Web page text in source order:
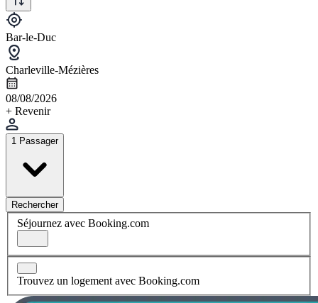
Bar-le-Duc
Charleville-Mézières
08/08/2026
+ Revenir
1 Passager
Rechercher
Séjournez avec Booking.com
Trouvez un logement avec Booking.com